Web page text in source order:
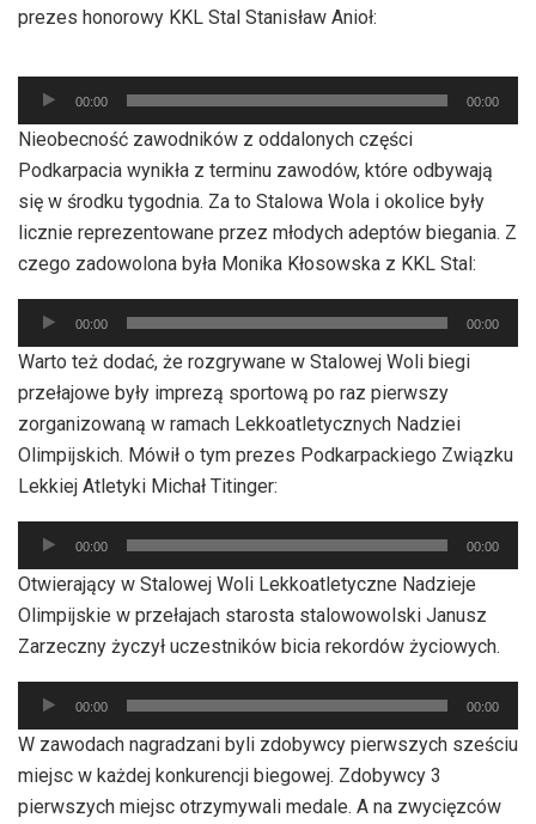
prezes honorowy KKL Stal Stanisław Anioł:
Odtwarzacz
plików
dźwiękowych
00:00 00:00
Nieobecność zawodników z oddalonych części
Podkarpacia wynikła z terminu zawodów, które odbywają
się w środku tygodnia. Za to Stalowa Wola i okolice były
licznie reprezentowane przez młodych adeptów biegania. Z
czego zadowolona była Monika Kłosowska z KKL Stal:
Odtwarzacz
plików
dźwiękowych
00:00 00:00
Warto też dodać, że rozgrywane w Stalowej Woli biegi
przełajowe były imprezą sportową po raz pierwszy
zorganizowaną w ramach Lekkoatletycznych Nadziei
Olimpijskich. Mówił o tym prezes Podkarpackiego Związku
Lekkiej Atletyki Michał Titinger:
Odtwarzacz
plików
dźwiękowych
00:00 00:00
Otwierający w Stalowej Woli Lekkoatletyczne Nadzieje
Olimpijskie w przełajach starosta stalowowolski Janusz
Zarzeczny życzył uczestników bicia rekordów życiowych.
Odtwarzacz
plików
dźwiękowych
00:00 00:00
W zawodach nagradzani byli zdobywcy pierwszych sześciu
miejsc w każdej konkurencji biegowej. Zdobywcy 3
pierwszych miejsc otrzymywali medale. A na zwycięzców